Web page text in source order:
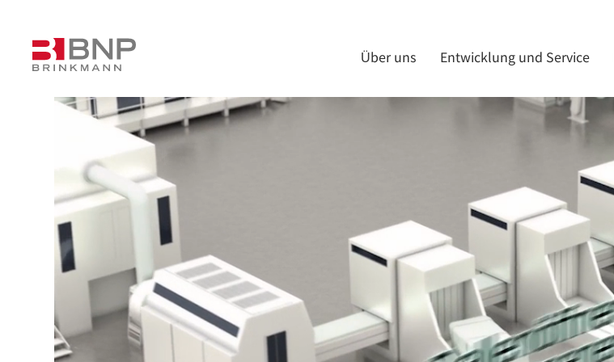
Über uns Entwicklung und Service
Video-
Player